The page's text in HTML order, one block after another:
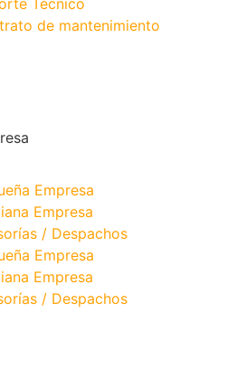
de mantenimiento
Empresa
Empresa
/ Despachos
Empresa
Empresa
/ Despachos